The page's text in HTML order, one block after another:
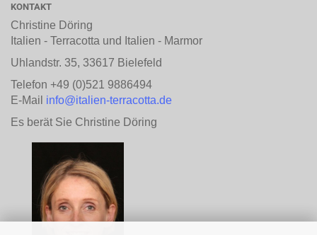
KONTAKT
Christine Döring
Italien - Terracotta und Italien - Marmor
Uhlandstr. 35, 33617 Bielefeld
Telefon +49 (0)521 9886494
E-Mail info@italien-terracotta.de
Es berät Sie Christine Döring